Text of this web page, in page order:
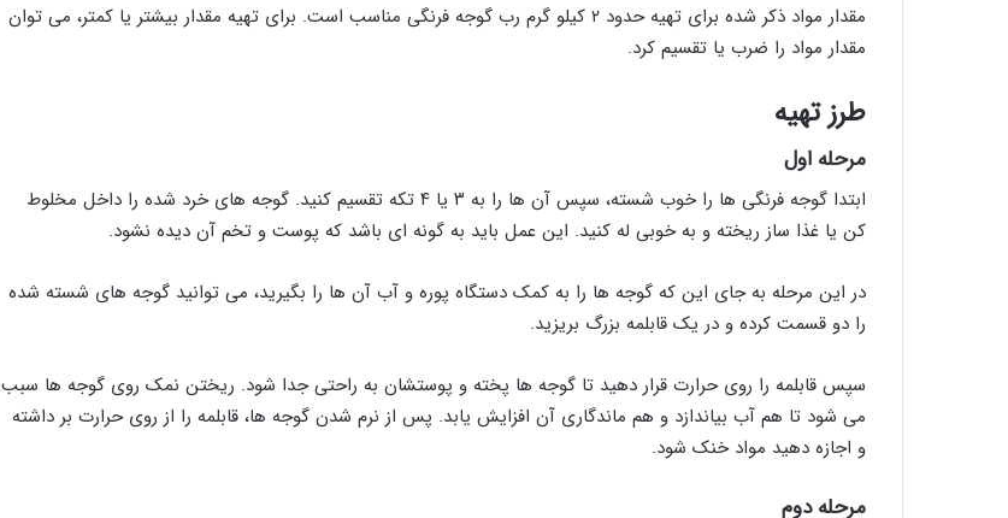
مقدار مواد ذکر شده برای تهیه حدود ۲ کیلو گرم رب گوجه فرنگی مناسب است. برای تهیه مقدار بیشتر یا کمتر، می توان
مقدار مواد را ضرب یا تقسیم کرد.
طرز تهیه
مرحله اول
ابتدا گوجه فرنگی ها را خوب شسته، سپس آن ها را به ۳ یا ۴ تکه تقسیم کنید. گوجه های خرد شده را داخل مخلوط
کن یا غذا ساز ریخته و به خوبی له کنید. این عمل باید به گونه ای باشد که پوست و تخم آن دیده نشود.
در این مرحله به جای این که گوجه ها را به کمک دستگاه پوره و آب آن ها را بگیرید، می توانید گوجه های شسته شده
را دو قسمت کرده و در یک قابلمه بزرگ بریزید.
سپس قابلمه را روی حرارت قرار دهید تا گوجه ها پخته و پوستشان به راحتی جدا شود. ریختن نمک روی گوجه ها سبب
می شود تا هم آب بیاندازد و هم ماندگاری آن افزایش یابد. پس از نرم شدن گوجه ها، قابلمه را از روی حرارت بر داشته
و اجازه دهید مواد خنک شود.
مرحله دوم